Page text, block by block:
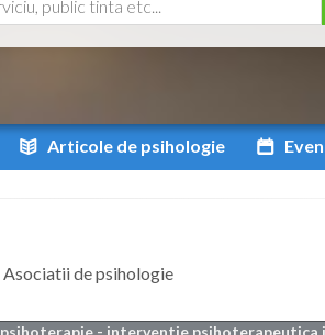
Articole de psihologie
Asociatii de psihologie
psihoterapie - interventie psihoterapeutica